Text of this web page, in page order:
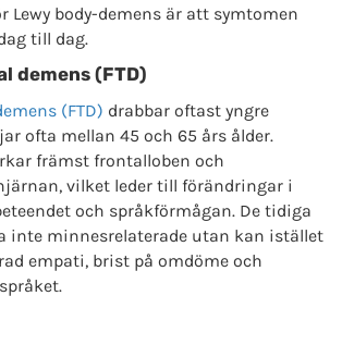
Lewy body-demens är att symtomen
till dag.
demens (FTD)
(FTD) drabbar oftast yngre
ofta mellan 45 och 65 års ålder.
främst frontalloben och
vilket leder till förändringar i
och språkförmågan. De tidiga
inte minnesrelaterade utan kan istället
empati, brist på omdöme och